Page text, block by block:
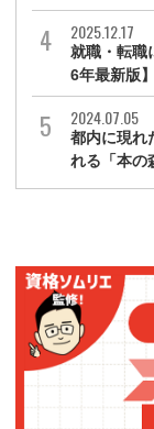
2025.12.17
就職・転職
6年最新版
2024.07.05
都内に現れ
れる「本の